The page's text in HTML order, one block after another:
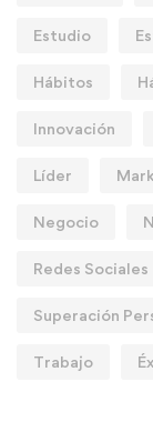
Estudio
Hábitos
Innovación
Líder
Negocio
Redes Sociales
Superación
Trabajo